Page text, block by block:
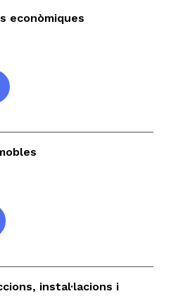
econòmiques
instal·lacions i